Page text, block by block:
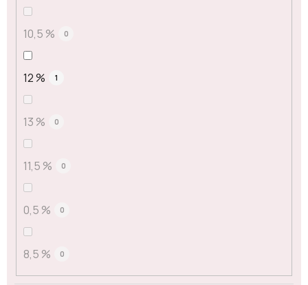
10,5 % 0
12 % 1
13 % 0
11,5 % 0
0,5 % 0
8,5 % 0